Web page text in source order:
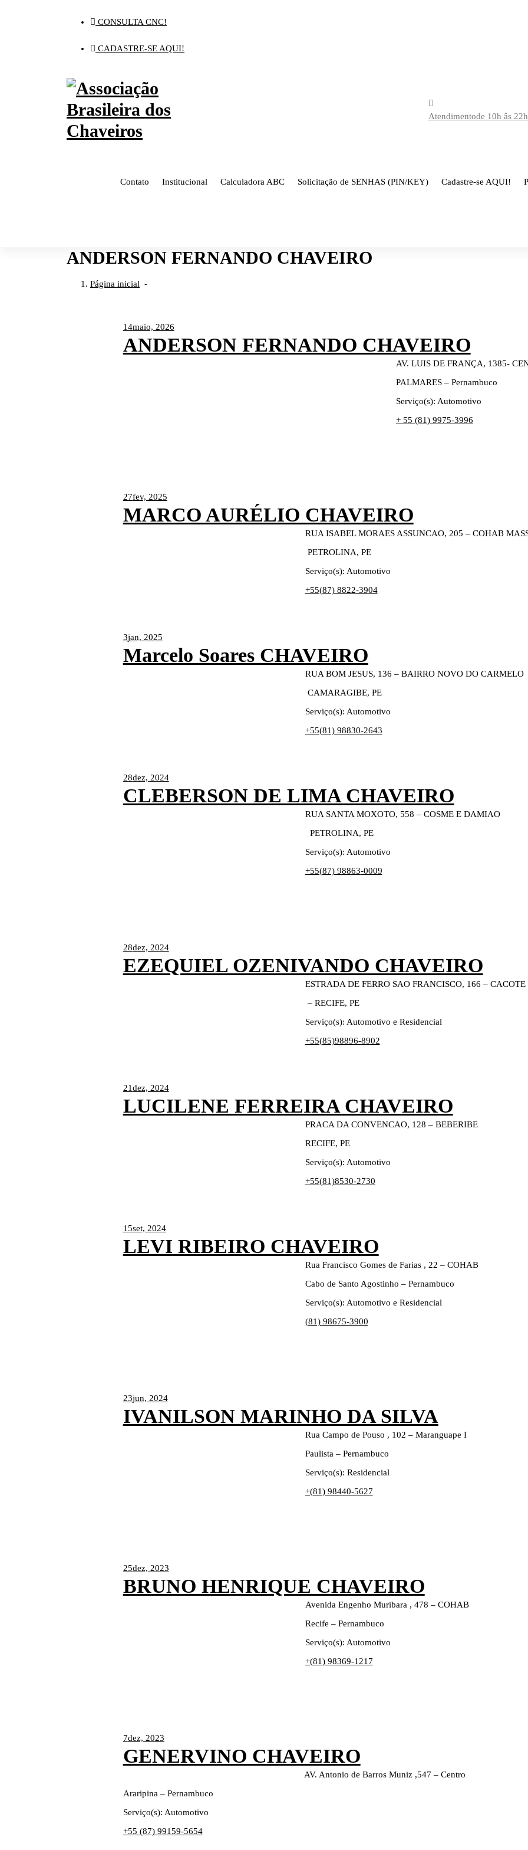
CONSULTA CNC!
CADASTRE-SE AQUI!
Atendimentode 10h âs
Contato Institucional Calculadora ABC Solicitação de SENHAS (PIN/KEY) Cadastre-se AQUI!
ANDERSON FERNANDO CHAVEIRO
Página inicial -
14maio, 2026
ANDERSON FERNANDO CHAVEIRO
AV. LUIS DE FRANÇA, 1385-
PALMARES – Pernambuco
Serviço(s): Automotivo
+ 55 (81) 9975-3996
27fev, 2025
MARCO AURÉLIO CHAVEIRO
RUA ISABEL MORAES ASSUNCAO, 205 – COHAB
PETROLINA, PE
Serviço(s): Automotivo
+55(87) 8822-3904
3jan, 2025
Marcelo Soares CHAVEIRO
RUA BOM JESUS, 136 – BAIRRO NOVO DO CARMELO
CAMARAGIBE, PE
Serviço(s): Automotivo
+55(81) 98830-2643
28dez, 2024
CLEBERSON DE LIMA CHAVEIRO
RUA SANTA MOXOTO, 558 – COSME E DAMIAO
PETROLINA, PE
Serviço(s): Automotivo
+55(87) 98863-0009
28dez, 2024
EZEQUIEL OZENIVANDO CHAVEIRO
ESTRADA DE FERRO SAO FRANCISCO, 166 – CACOTE
– RECIFE, PE
Serviço(s): Automotivo e Residencial
+55(85)98896-8902
21dez, 2024
LUCILENE FERREIRA CHAVEIRO
PRACA DA CONVENCAO, 128 – BEBERIBE
RECIFE, PE
Serviço(s): Automotivo
+55(81)8530-2730
15set, 2024
LEVI RIBEIRO CHAVEIRO
Rua Francisco Gomes de Farias , 22 – COHAB
Cabo de Santo Agostinho – Pernambuco
Serviço(s): Automotivo e Residencial
(81) 98675-3900
23jun, 2024
IVANILSON MARINHO DA SILVA
Rua Campo de Pouso , 102 – Maranguape I
Paulista – Pernambuco
Serviço(s): Residencial
+(81) 98440-5627
25dez, 2023
BRUNO HENRIQUE CHAVEIRO
Avenida Engenho Muribara , 478 – COHAB
Recife – Pernambuco
Serviço(s): Automotivo
+(81) 98369-1217
7dez, 2023
GENERVINO CHAVEIRO
AV. Antonio de Barros Muniz ,547 – Centro
Araripina – Pernambuco
Serviço(s): Automotivo
+55 (87) 99159-5654